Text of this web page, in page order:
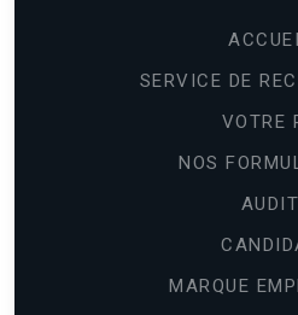
SERVICE DE
VOTRE
NOS
AUDIT
MARQUE